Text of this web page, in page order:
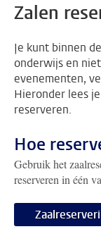
Zalen
Je kunt binnen
onderwijs en
evenementen,
Hieronder lees
reserveren.
Hoe
Gebruik het
reserveren in één